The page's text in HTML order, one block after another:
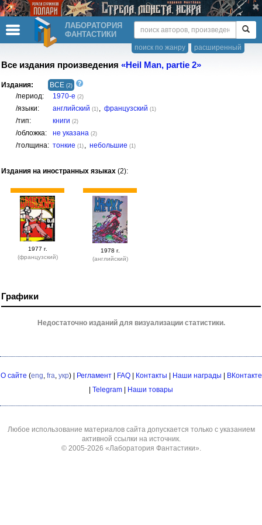
ЛАБОРАТОРИЯ
ФАНТАСТИКИ
расширенный
поиск по жанру
Все издания произведения «Heil Man, partie 2»
Издания: ВСЕ (2)
/период: 1970-е (2)
/языки: английский (1) , французский (1)
/тип: книги (2)
/обложка: не указана (2)
/толщина: тонкие (1) , небольшие (1)
Издания на иностранных языках (2):
1977 г.
(французский)
1978 г.
(английский)
Графики
Недостаточно изданий для визуализации статистики.
О сайте (eng, fra, укр) | Регламент| FAQ| Контакты Наши награды
ВКонтакте
Telegram Наши товары
Любое использование материалов сайта допускается только с указанием
активной ссылки на источник.
© 2005-2026 «Лаборатория Фантастики».